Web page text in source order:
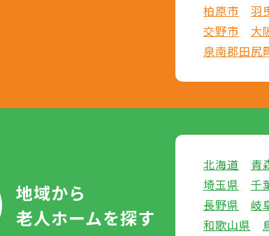
柏原市
羽
交野市
大
泉南郡田尻
地域から
老人ホームを探す
北海道 青
埼玉県
千
長野県
岐
和歌山県